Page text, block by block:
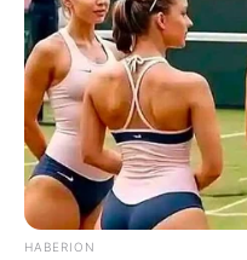
Once Criticized For Her
Heads
BRAINBERRIES
HABERION